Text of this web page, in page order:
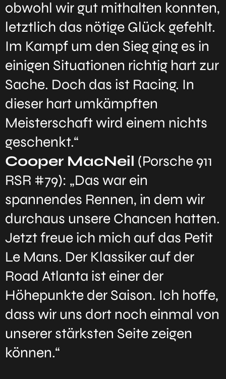
obwohl wir gut mithalten konnten,
letztlich das nötige Glück gefehlt.
Im Kampf um den Sieg ging es in
einigen Situationen richtig hart zur
Sache. Doch das ist Racing. In
dieser hart umkämpften
Meisterschaft wird einem nichts
geschenkt.“
Cooper MacNeil (Porsche 911
RSR #79): „Das war ein
spannendes Rennen, in dem wir
durchaus unsere Chancen hatten.
Jetzt freue ich mich auf das Petit
Le Mans. Der Klassiker auf der
Road Atlanta ist einer der
Höhepunkte der Saison. Ich hoffe,
dass wir uns dort noch einmal von
unserer stärksten Seite zeigen
können.“